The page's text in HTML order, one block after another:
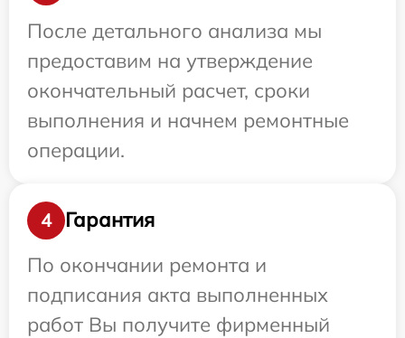
После детального анализа мы
предоставим на утверждение
окончательный расчет, сроки
выполнения и начнем ремонтные
операции.
4
Гарантия
По окончании ремонта и
подписания акта выполненных
работ Вы получите фирменный